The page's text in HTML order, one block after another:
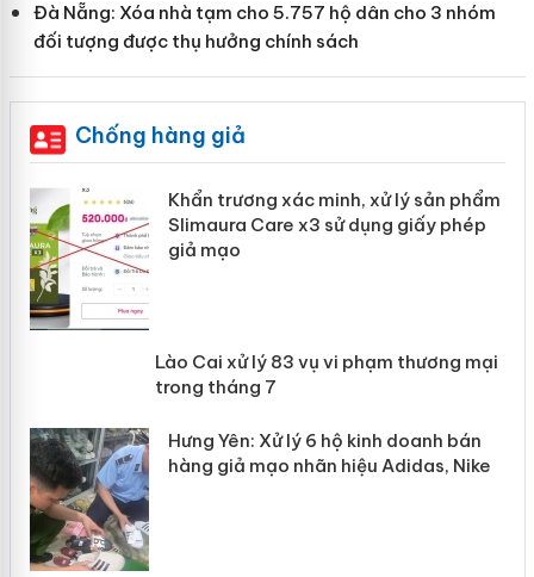
Đà Nẵng: Xóa nhà tạm cho 5.757 hộ dân cho 3 nhóm
đối tượng được thụ hưởng chính sách
Chống hàng giả
Khẩn trương xác minh, xử lý sản phẩm
Slimaura Care x3 sử dụng giấy phép
giả mạo
Lào Cai xử lý 83 vụ vi phạm thương
mại trong tháng 7